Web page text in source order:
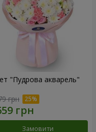
"Пудрова акварель"
грн
Замовити